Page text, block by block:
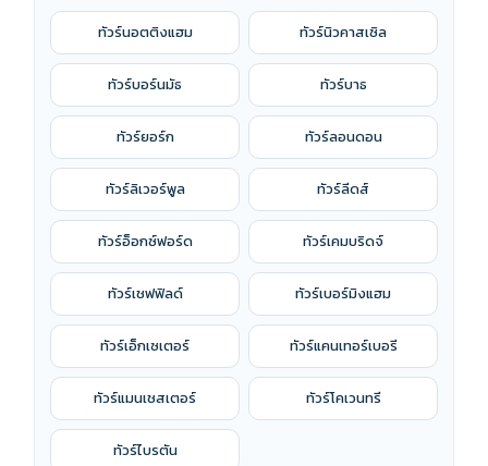
ทัวร์นอตติงแฮม ทัวร์นิวคาสเซิล
ทัวร์บอร์นมัธ ทัวร์บาธ
ทัวร์ยอร์ก ทัวร์ลอนดอน
ทัวร์ลิเวอร์พูล ทัวร์ลีดส์
ทัวร์อ็อกซ์ฟอร์ด ทัวร์เคมบริดจ์
ทัวร์เชฟฟิลด์ ทัวร์เบอร์มิงแฮม
ทัวร์เอ็กเซเตอร์ ทัวร์แคนเทอร์เบอรี
ทัวร์แมนเชสเตอร์ ทัวร์โคเวนทรี
ทัวร์ไบรตัน